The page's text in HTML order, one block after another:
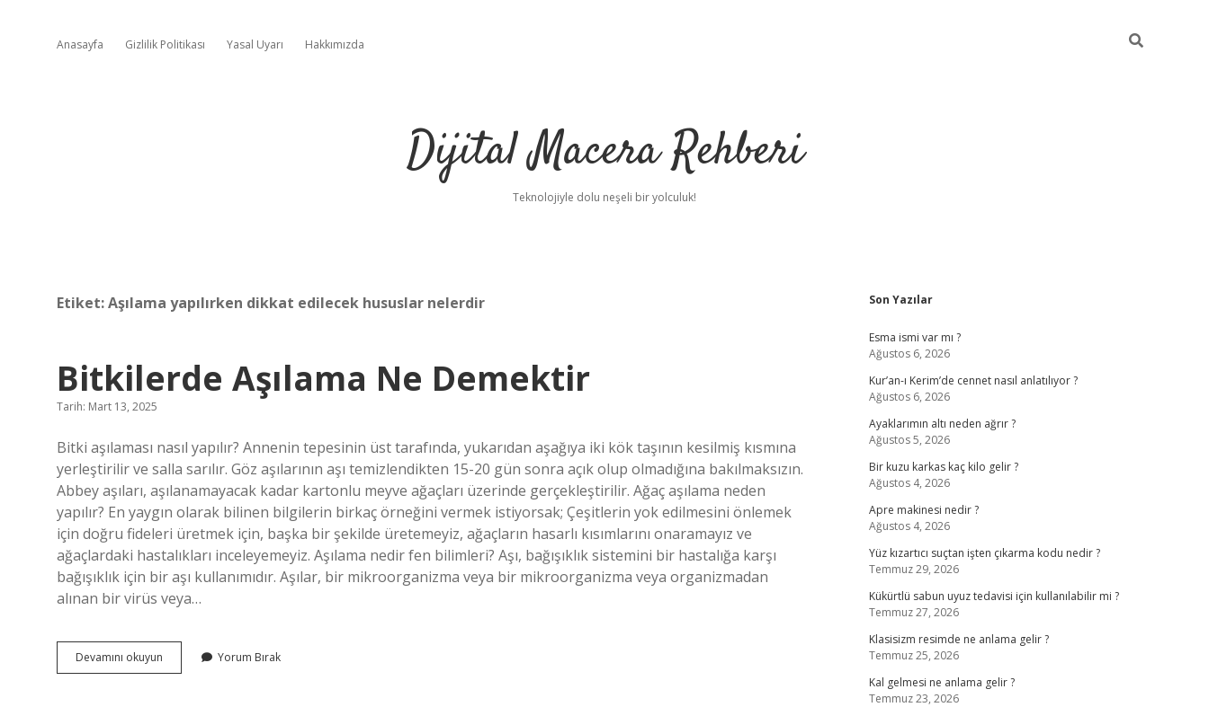
Anasayfa Gizlilik Politikası Yasal Uyarı Hakkımızda
Dijital Macera Rehberi
Teknolojiyle dolu neşeli bir yolculuk!
Etiket:Aşılama yapılırken dikkat edilecek hususlar nelerdir
Bitkilerde Aşılama Ne Demektir
Tarih: Mart 13, 2025
Bitki aşılaması nasıl yapılır? Annenin tepesinin üst tarafında, yukarıdan aşağıya iki kök taşının kesilmiş kısmına
yerleştirilir ve salla sarılır. Göz aşılarının aşı temizlendikten 15-20 gün sonra açık olup olmadığına bakılmaksızın.
Abbey aşıları, aşılanamayacak kadar kartonlu meyve ağaçları üzerinde gerçekleştirilir. Ağaç aşılama neden
yapılır? En yaygın olarak bilinen bilgilerin birkaç örneğini vermek istiyorsak; Çeşitlerin yok edilmesini önlemek
için doğru fideleri üretmek için, başka bir şekilde üretemeyiz, ağaçların hasarlı kısımlarını onaramayız ve
ağaçlardaki hastalıkları inceleyemeyiz. Aşılama nedir fen bilimleri? Aşı, bağışıklık sistemini bir hastalığa karşı
bağışıklık için bir aşı kullanımıdır. Aşılar, bir mikroorganizma veya bir mikroorganizma veya organizmadan
alınan bir virüs veya…
Devamını okuyun Bitkilerde
Aşılama
Yorum Bırak
Sidebar
Son Yazılar
Esma ismi var mı ?
Ağustos 6, 2026
Kur’an-ı Kerim’de cennet nasıl anlatılıyor ?
Ağustos 6, 2026
Ayaklarımın altı neden ağrır ?
Ağustos 5, 2026
Bir kuzu karkas kaç kilo gelir ?
Ağustos 4, 2026
Apre makinesi nedir ?
Ağustos 4, 2026
Yüz kızartıcı suçtan işten çıkarma kodu nedir ?
Temmuz 29, 2026
Kükürtlü sabun uyuz tedavisi için kullanılabilir mi ?
Temmuz 27, 2026
Klasisizm resimde ne anlama gelir ?
Temmuz 25, 2026
Kal gelmesi ne anlama gelir ?
Temmuz 23, 2026